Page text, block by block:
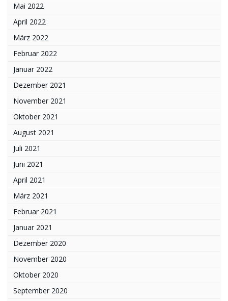
Mai 2022
April 2022
März 2022
Februar 2022
Januar 2022
Dezember 2021
November 2021
Oktober 2021
August 2021
Juli 2021
Juni 2021
April 2021
März 2021
Februar 2021
Januar 2021
Dezember 2020
November 2020
Oktober 2020
September 2020